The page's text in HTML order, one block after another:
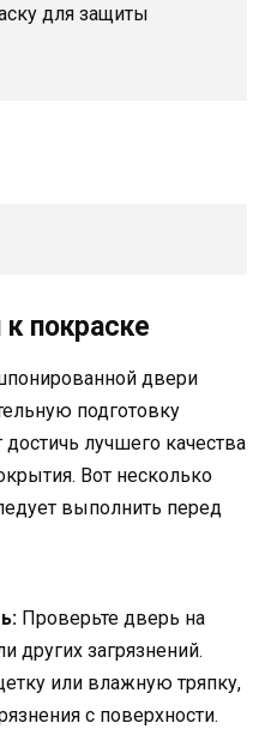
для защиты
покраске
двери
подготовку
лучшего качества
Вот несколько
выполнить перед
Проверьте дверь на
других загрязнений.
или влажную тряпку,
с поверхности.